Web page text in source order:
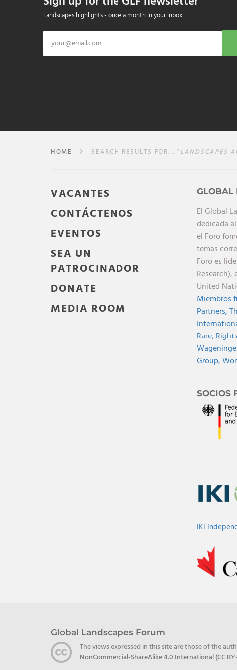
Landscapes highlights - once a month in your inbox
HOME SEARCH RESULTS FOR... "LANDSCAPES
VACANTES
CONTÁCTENOS
EVENTOS
SEA UN
PATROCINADOR
DONATE
MEDIA ROOM
GLOBAL
El Global
dedicada
el Foro
temas
Foro es
United
Miembros
Partners,
Rare,
Group,
SOCIOS
IKI
Global Landscapes Forum
The views expressed in this site are those of the
NonCommercial-ShareAlike 4.0 International (CC